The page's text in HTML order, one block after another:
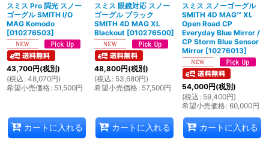
スミス Pro 調光 スノー
ゴーグル SMITH I/O
MAG Komodo
[010276503]
43,700円(税別)
(税込 : 48,070円)
希望小売価格: 51,500円
カートに入れる
スミス 眼鏡対応 スノー
ゴーグル ブラック
SMITH 4D MAG XL
Blackout [010276500]
48,800円(税別)
(税込 : 53,680円)
希望小売価格: 57,500円
カートに入れる
スミス スノーゴーグル
SMITH 4D MAG™ XL
Open Road CP
Everyday Blue Mirror /
CP Storm Blue Sensor
Mirror [10276013]
54,000円(税別)
(税込 : 59,400円)
希望小売価格: 60,000円
カートに入れる